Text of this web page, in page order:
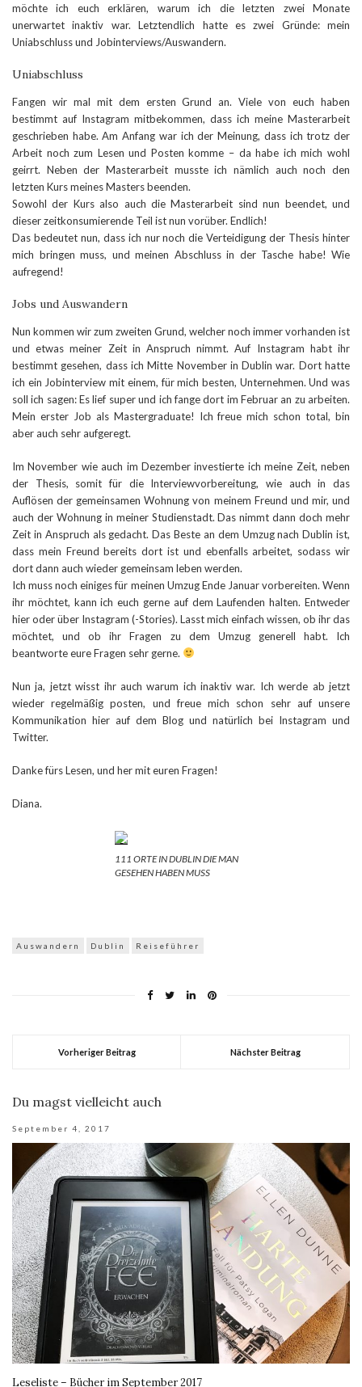
möchte ich euch erklären, warum ich die letzten zwei Monate
unerwartet inaktiv war. Letztendlich hatte es zwei Gründe: mein
Uniabschluss und Jobinterviews/Auswandern.
Uniabschluss
Fangen wir mal mit dem ersten Grund an. Viele von euch haben
bestimmt auf Instagram mitbekommen, dass ich meine Masterarbeit
geschrieben habe. Am Anfang war ich der Meinung, dass ich trotz der
Arbeit noch zum Lesen und Posten komme – da habe ich mich wohl
geirrt. Neben der Masterarbeit musste ich nämlich auch noch den
letzten Kurs meines Masters beenden.
Sowohl der Kurs also auch die Masterarbeit sind nun beendet, und
dieser zeitkonsumierende Teil ist nun vorüber. Endlich!
Das bedeutet nun, dass ich nur noch die Verteidigung der Thesis hinter
mich bringen muss, und meinen Abschluss in der Tasche habe! Wie
aufregend!
Jobs und Auswandern
Nun kommen wir zum zweiten Grund, welcher noch immer vorhanden ist
und etwas meiner Zeit in Anspruch nimmt. Auf Instagram habt ihr
bestimmt gesehen, dass ich Mitte November in Dublin war. Dort hatte
ich ein Jobinterview mit einem, für mich besten, Unternehmen. Und was
soll ich sagen: Es lief super und ich fange dort im Februar an zu arbeiten.
Mein erster Job als Mastergraduate! Ich freue mich schon total, bin
aber auch sehr aufgeregt.
Im November wie auch im Dezember investierte ich meine Zeit, neben
der Thesis, somit für die Interviewvorbereitung, wie auch in das
Auflösen der gemeinsamen Wohnung von meinem Freund und mir, und
auch der Wohnung in meiner Studienstadt. Das nimmt dann doch mehr
Zeit in Anspruch als gedacht. Das Beste an dem Umzug nach Dublin ist,
dass mein Freund bereits dort ist und ebenfalls arbeitet, sodass wir
dort dann auch wieder gemeinsam leben werden.
Ich muss noch einiges für meinen Umzug Ende Januar vorbereiten. Wenn
ihr möchtet, kann ich euch gerne auf dem Laufenden halten. Entweder
hier oder über Instagram (-Stories). Lasst mich einfach wissen, ob ihr das
möchtet, und ob ihr Fragen zu dem Umzug generell habt. Ich
beantworte eure Fragen sehr gerne.
Nun ja, jetzt wisst ihr auch warum ich inaktiv war. Ich werde ab jetzt
wieder regelmäßig posten, und freue mich schon sehr auf unsere
Kommunikation hier auf dem Blog und natürlich bei Instagram und
Twitter.
Danke fürs Lesen, und her mit euren Fragen!
Diana.
111 ORTE IN DUBLIN DIE MAN
GESEHEN HABEN MUSS
Auswandern Dublin Reiseführer
Vorheriger Beitrag Nächster Beitrag
Du magst vielleicht auch
September 4, 2017
Leseliste – Bücher im September 2017